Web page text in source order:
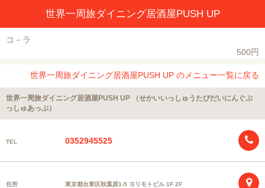
世界一周旅ダイニング居酒屋PUSH UP
コ－ラ
500円
世界一周旅ダイニング居酒屋PUSH UP のメニュー一覧に戻る
世界一周旅ダイニング居酒屋PUSH UP （せかいいっしゅうたびだいにんぐぷ
っしゅあっぷ）
TEL 0352945525
住所
東京都台東区秋葉原1-5 ヨリモトビル 1F 2F